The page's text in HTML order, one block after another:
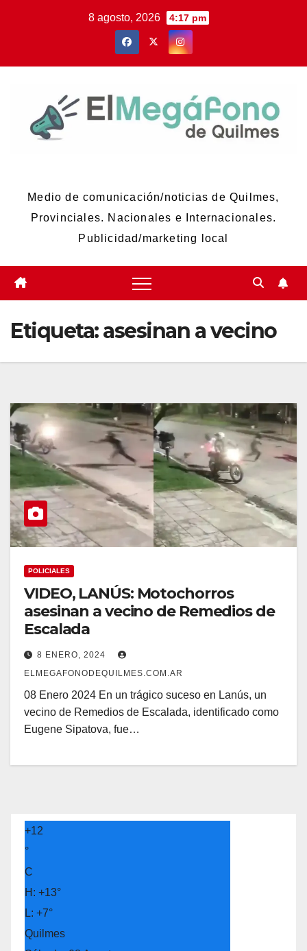
8 agosto, 2026 4:17 pm
Medio de comunicación/noticias de Quilmes,
Provinciales. Nacionales e Internacionales.
Publicidad/marketing local
Etiqueta:asesinan a vecino
POLICIALES
VIDEO, LANÚS: Motochorros
asesinan a vecino de Remedios de
Escalada
8 ENERO, 2024
ELMEGAFONODEQUILMES.COM.AR
08 Enero 2024 En un trágico suceso en Lanús, un
vecino de Remedios de Escalada, identificado como
Eugene Sipatova, fue…
+12
°
C
H: +13°
L: +7°
Quilmes